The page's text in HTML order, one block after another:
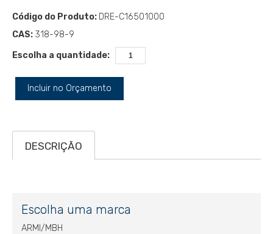
Código do Produto: DRE-C16501000
CAS: 318-98-9
Escolha a quantidade:
Incluir no Orçamento
DESCRIÇÃO
Escolha uma marca
ARMI/MBH